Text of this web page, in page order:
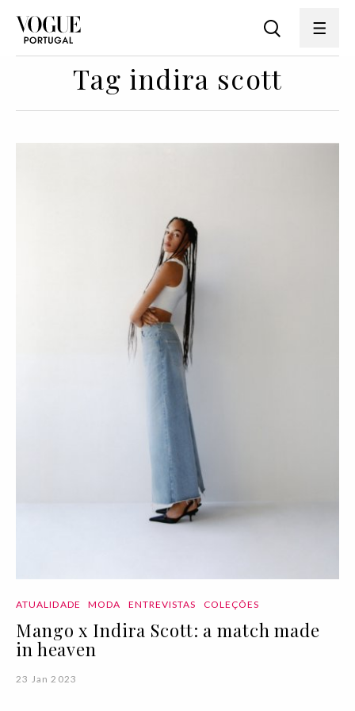
Tag indira scott
ATUALIDADE MODA ENTREVISTAS COLEÇÕES
Mango x Indira Scott: a match made
in heaven
23 Jan 2023